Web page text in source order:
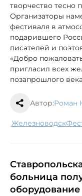
творчество тесно
Организаторы
фестиваля в
подарившего
писателей и
«Добро
пригласил всех
позапрошлого
Автор:Роман
Железноводск
больница
оборудование